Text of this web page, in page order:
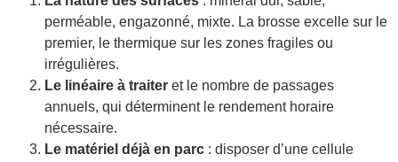
perméable, engazonné, mixte. La brosse excelle sur le
premier, le thermique sur les zones fragiles ou
irrégulières.
Le linéaire à traiter et le nombre de passages
annuels, qui déterminent le rendement horaire
nécessaire.
Le matériel déjà en parc : disposer d’une cellule